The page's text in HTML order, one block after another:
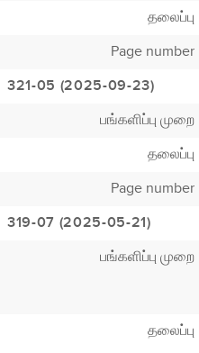
தலைப்பு
Page number
321-05 (2025-09-23)
பங்களிப்பு முறை
தலைப்பு
Page number
319-07 (2025-05-21)
பங்களிப்பு முறை
தலைப்பு